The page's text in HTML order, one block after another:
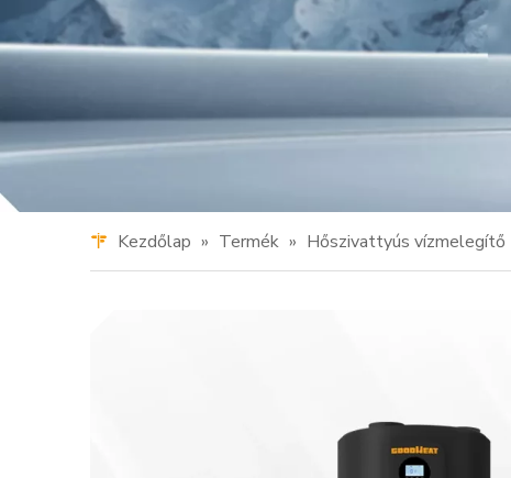
Kezdőlap » Termék » Hőszivattyús vízmelegítő